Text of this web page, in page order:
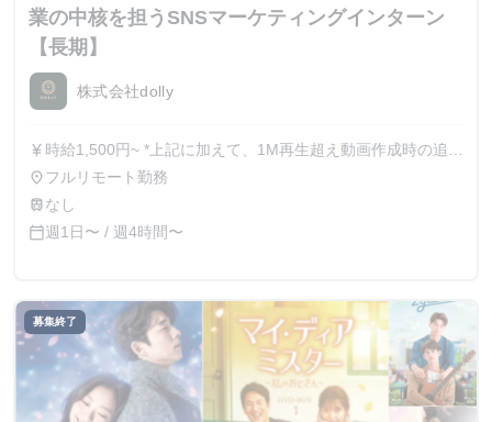
業の中核を担うSNSマーケティングインターン
【長期】
株式会社dolly
currency_yen 時給1,500円~ *上記に加えて、1M再生超え動画作成時の追加
報酬を検討しています
place フルリモート勤務
train なし
calendar_today週1日〜 / 週4時間〜
募集終了